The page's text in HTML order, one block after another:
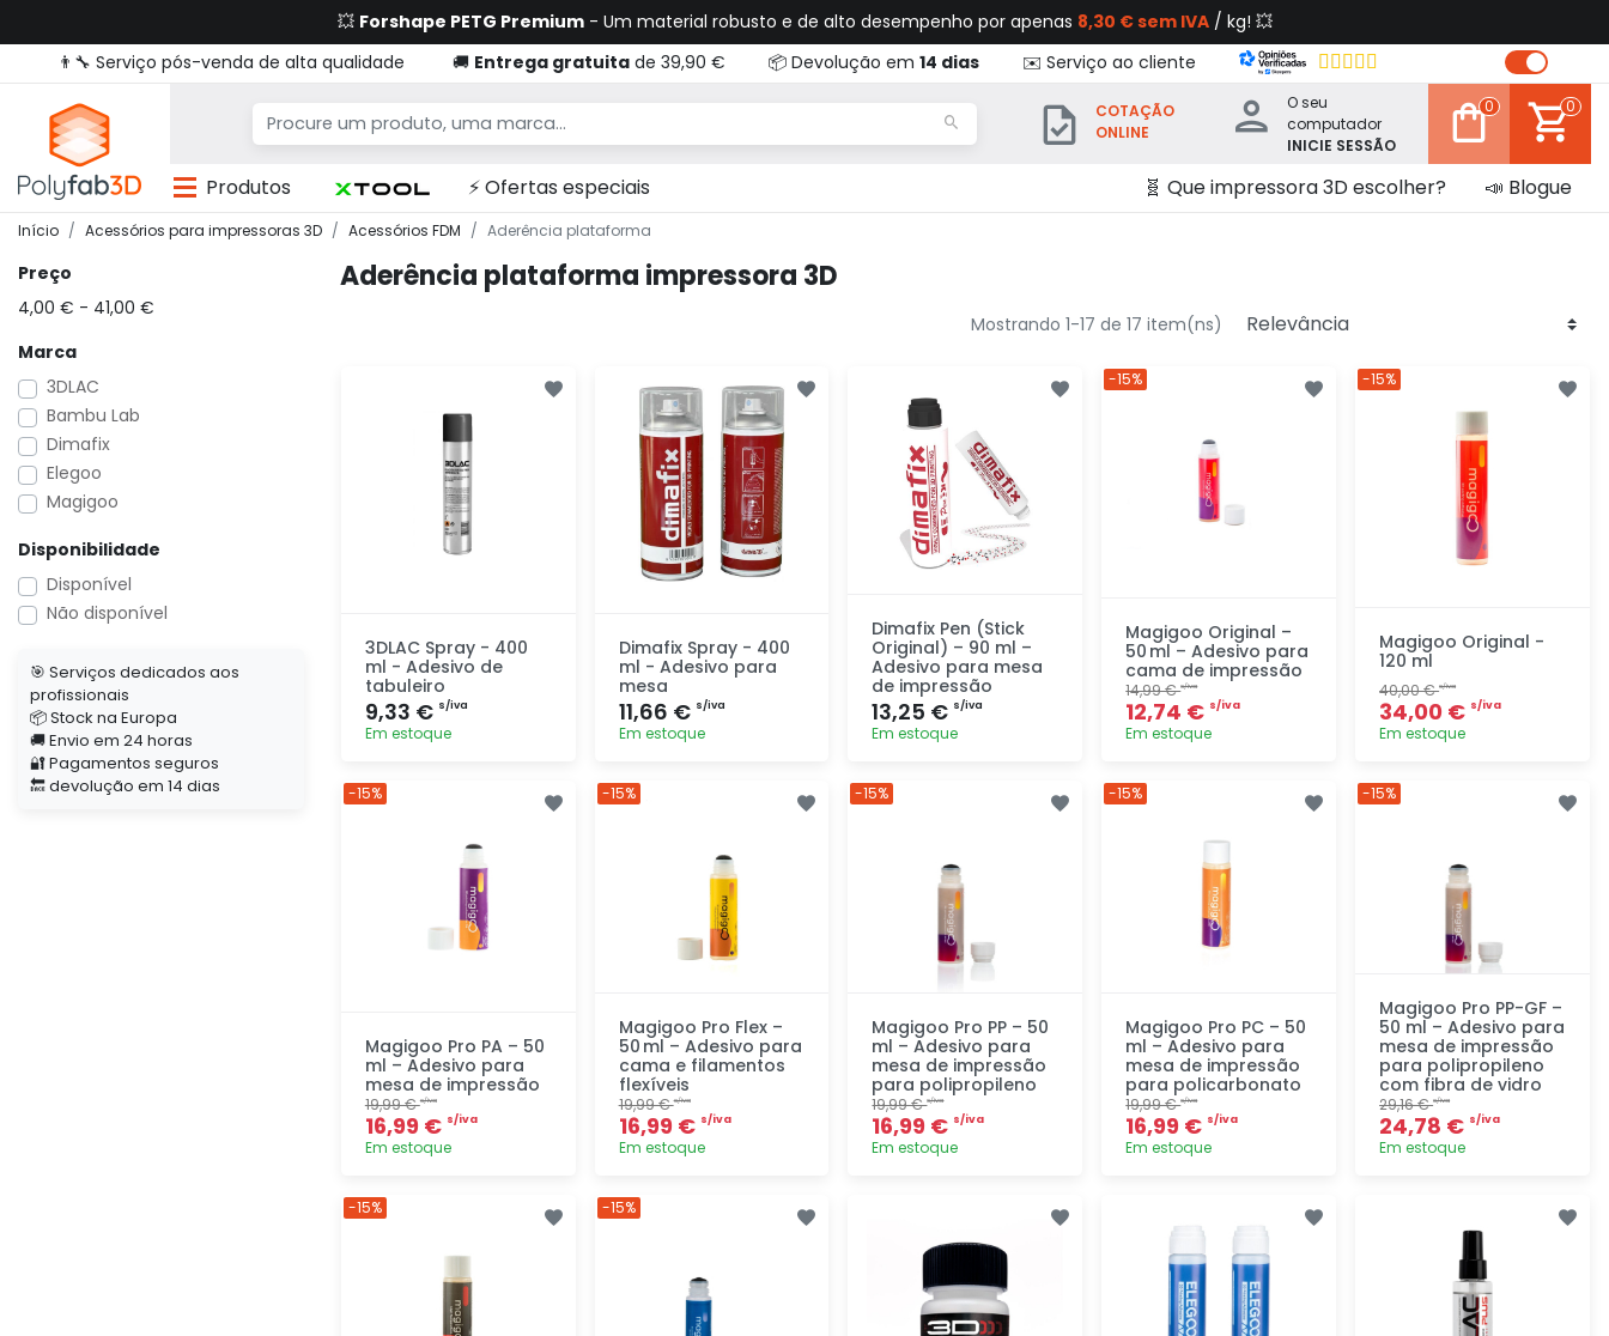
💥 Forshape PETG Premium- Um material robusto e de alto desempenho por apenas 8,30 € sem IVA/ kg! 💥
👨‍🔧 Serviço pós-venda de alta qualidade
🚚 Entrega gratuitade 39,90 € 📦 Devolução em 14 dias ✉️ Serviço ao cliente
COTAÇÃO
ONLINE
O seu
computador
INICIE SESSÃO
0 0
Produtos ⚡ Ofertas especiais 🧬 Que impressora 3D escolher? 📣 Blogue
Início Acessórios para impressoras 3D Acessórios FDM Aderência plataforma
Preço
4,00 € - 41,00 €
Marca
3DLAC
Bambu Lab
Dimafix
Elegoo
Magigoo
Disponibilidade
Disponível
Não disponível
🎯 Serviços dedicados aos
profissionais
📦 Stock na Europa
🚚 Envio em 24 horas
🔐 Pagamentos seguros
🔙 devolução em 14 dias
Aderência plataforma impressora 3D
Mostrando 1-17 de 17 item(ns)
3DLAC Spray - 400
ml - Adesivo de
tabuleiro
9,33 € s/iva
Em estoque
Dimafix Spray - 400
ml - Adesivo para
mesa
11,66 € s/iva
Em estoque
Dimafix Pen (Stick
Original) – 90 ml –
Adesivo para mesa
de impressão
13,25 € s/iva
Em estoque
Magigoo Original –
50 ml – Adesivo para
cama de impressão
14,99 €s/iva
12,74 € s/iva
Em estoque
-15%
Magigoo Original -
120 ml
40,00 €s/iva
34,00 € s/iva
Em estoque
-15%
Magigoo Pro PA – 50
ml – Adesivo para
mesa de impressão
19,99 €s/iva
16,99 € s/iva
Em estoque
-15%
Magigoo Pro Flex –
50 ml – Adesivo para
cama e filamentos
flexíveis
19,99 €s/iva
16,99 € s/iva
Em estoque
-15%
Magigoo Pro PP – 50
ml – Adesivo para
mesa de impressão
para polipropileno
19,99 €s/iva
16,99 € s/iva
Em estoque
-15%
Magigoo Pro PC – 50
ml – Adesivo para
mesa de impressão
para policarbonato
19,99 €s/iva
16,99 € s/iva
Em estoque
rapidamente
-15%
Magigoo Pro PP-GF –
50 ml – Adesivo para
mesa de impressão
para polipropileno
com fibra de vidro
29,16 €s/iva
24,78 € s/iva
Em estoque
rapidamente
-15%
-15% -15%